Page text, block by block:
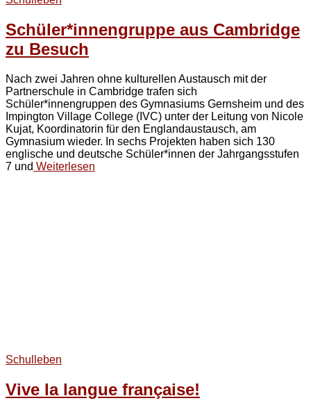
Schüler*innengruppe aus Cambridge
zu Besuch
Nach zwei Jahren ohne kulturellen Austausch mit der
Partnerschule in Cambridge trafen sich
Schüler*innengruppen des Gymnasiums Gernsheim und des
Impington Village College (IVC) unter der Leitung von Nicole
Kujat, Koordinatorin für den Englandaustausch, am
Gymnasium wieder. In sechs Projekten haben sich 130
englische und deutsche Schüler*innen der Jahrgangsstufen
7 und Weiterlesen
Schulleben
Vive la langue française!